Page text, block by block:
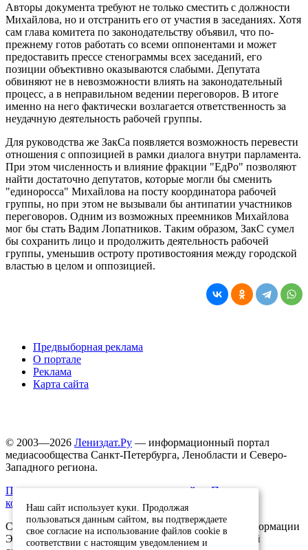
Авторы документа требуют не только сместить с должности
Михайлова, но и отстранить его от участия в заседаниях. Хотя
сам глава комитета по законодательству объявил, что по-
прежнему готов работать со всеми оппонентами и может
предоставить прессе стенограммы всех заседаний, его
позиции объективно оказываются слабыми. Депутата
обвиняют не в невозможности влиять на законодательный
процесс, а в неправильном ведении переговоров. В итоге
именно на него фактически возлагается ответственность за
неудачную деятельность рабочей группы.
Для руководства же ЗакСа появляется возможность перевести
отношения с оппозицией в рамки диалога внутри парламента.
При этом численность и влияние фракции "ЕдРо" позволяют
найти достаточно депутатов, которые могли бы сменить
"единоросса" Михайлова на посту координатора рабочей
группы, но при этом не вызывали бы антипатии участников
переговоров. Одним из возможных преемников Михайлова
мог бы стать Вадим Лопатников. Таким образом, ЗакС сумел
бы сохранить лицо и продолжить деятельность рабочей
группы, уменьшив остроту противостояния между городской
властью в целом и оппозицией.
Предвыборная реклама
О портале
Реклама
Карта сайта
© 2003—2026 Лениздат.Ру — информационный портал
медиасообщества Санкт-Петербурга, Ленобласти и Северо-
Западного региона.
Правила использования содержания сайта.
Политика
конфиденциальности.
Свидетельство о регистрации средства массовой информации
ЭЛ №ФС77-91046, выданное 10.03.2026 Федеральной
Наш сайт использует куки. Продолжая
пользоваться данным сайтом, вы подтверждаете
свое согласие на использование файлов cookie в
соответствии с настоящим уведомлением и